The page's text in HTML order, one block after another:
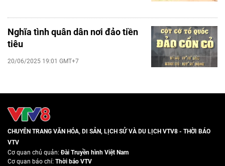
Nghĩa tình quân dân nơi đảo tiền
tiêu
20/06/2025 19:01 GMT+7
CHUYÊN TRANG VĂN HÓA, DI SẢN, LỊCH SỬ VÀ DU LỊCH VTV8 - THỜI BÁO
VTV
Cơ quan chủ quản:Đài Truyền hình Việt Nam
Cơ quan báo chí: Thời báo VTV